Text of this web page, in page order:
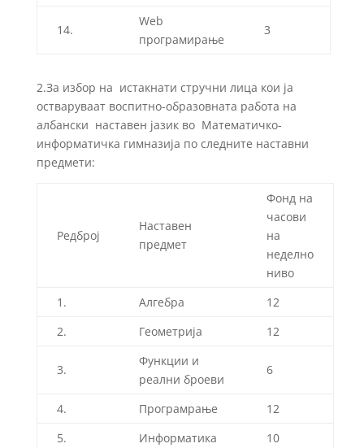
14.
Web
програмирање
3
2.За избор на истакнати стручни лица кои ја
остваруваат воспитно-образовната работа на
албански наставен јазик во Математичко-
информатичка гимназија по следните наставни
предмети:
Редброј
Наставен
предмет
Фонд на
часови
на
неделно
ниво
1.
Алгебра
12
2.
Геометрија 12
3.
Функции и
реални броеви
6
4. Програмрање
12
5.
Информатика 10